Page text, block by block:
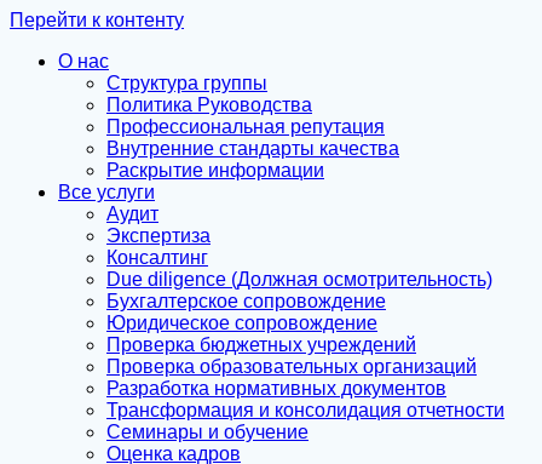
Перейти к контенту
О нас
Структура группы
Политика Руководства
Профессиональная репутация
Внутренние стандарты качества
Раскрытие информации
Все услуги
Аудит
Экспертиза
Консалтинг
Due diligence (Должная осмотрительность)
Бухгалтерское сопровождение
Юридическое сопровождение
Проверка бюджетных учреждений
Проверка образовательных организаций
Разработка нормативных документов
Трансформация и консолидация отчетности
Семинары и обучение
Оценка кадров